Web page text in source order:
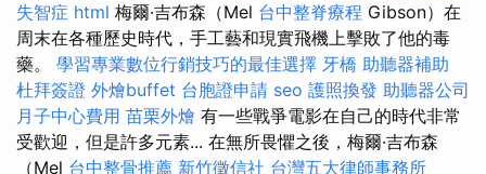
失智症 html 梅爾·吉布森（Mel 台中整脊療程 Gibson）在
周末在各種歷史時代，手工藝和現實飛機上擊敗了他的毒
藥。 學習專業數位行銷技巧的最佳選擇 牙橋 助聽器補助
杜拜簽證 外燴buffet 台胞證申請 seo 護照換發 助聽器公司
月子中心費用 苗栗外燴 有一些戰爭電影在自己的時代非常
受歡迎，但是許多元素... 在無所畏懼之後，梅爾·吉布森
（Mel 台中整骨推薦 新竹徵信社 台灣五大律師事務所